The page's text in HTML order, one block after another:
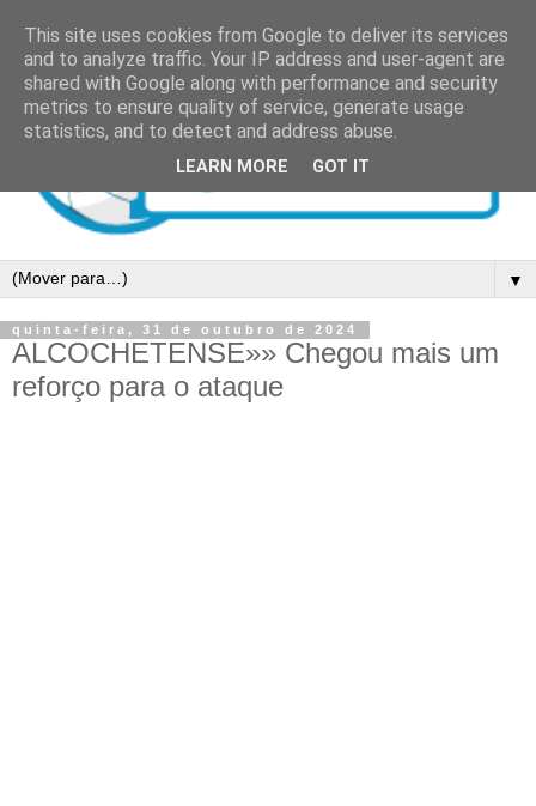
▼
quinta-feira, 31 de outubro de 2024
ALCOCHETENSE»» Chegou mais um
reforço para o ataque
This site uses cookies from Google to deliver its services
and to analyze traffic. Your IP address and user-agent are
shared with Google along with performance and security
metrics to ensure quality of service, generate usage
statistics, and to detect and address abuse.
LEARN MORE GOT IT